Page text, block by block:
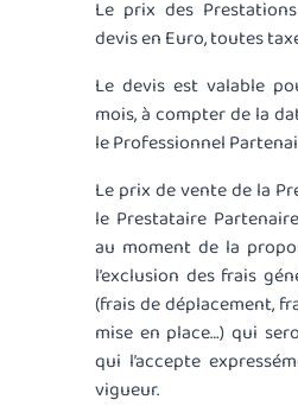
Le prix des
devis en Euro, toutes
Le devis est valable
mois, à compter de la
le Professionnel
Le prix de vente de la
le Prestataire
au moment de la
l’exclusion des frais
(frais de déplacement,
mise en place…) qui
qui l’accepte
vigueur.